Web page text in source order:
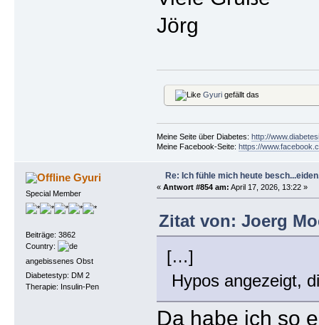
Jörg
Gyurigefällt das
Meine Seite über Diabetes: http://
Meine Facebook-Seite: https://
Gyuri
Special Member
Beiträge: 3862
Country:
angebissenes Obst
Diabetestyp: DM 2
Therapie: Insulin-Pen
Re: Ich fühle mich heute
« Antwort #854 am: April 17, 2026, 13:22 »
Zitat von: Joerg
[…]
Hypos angezeigt,
Da habe ich so